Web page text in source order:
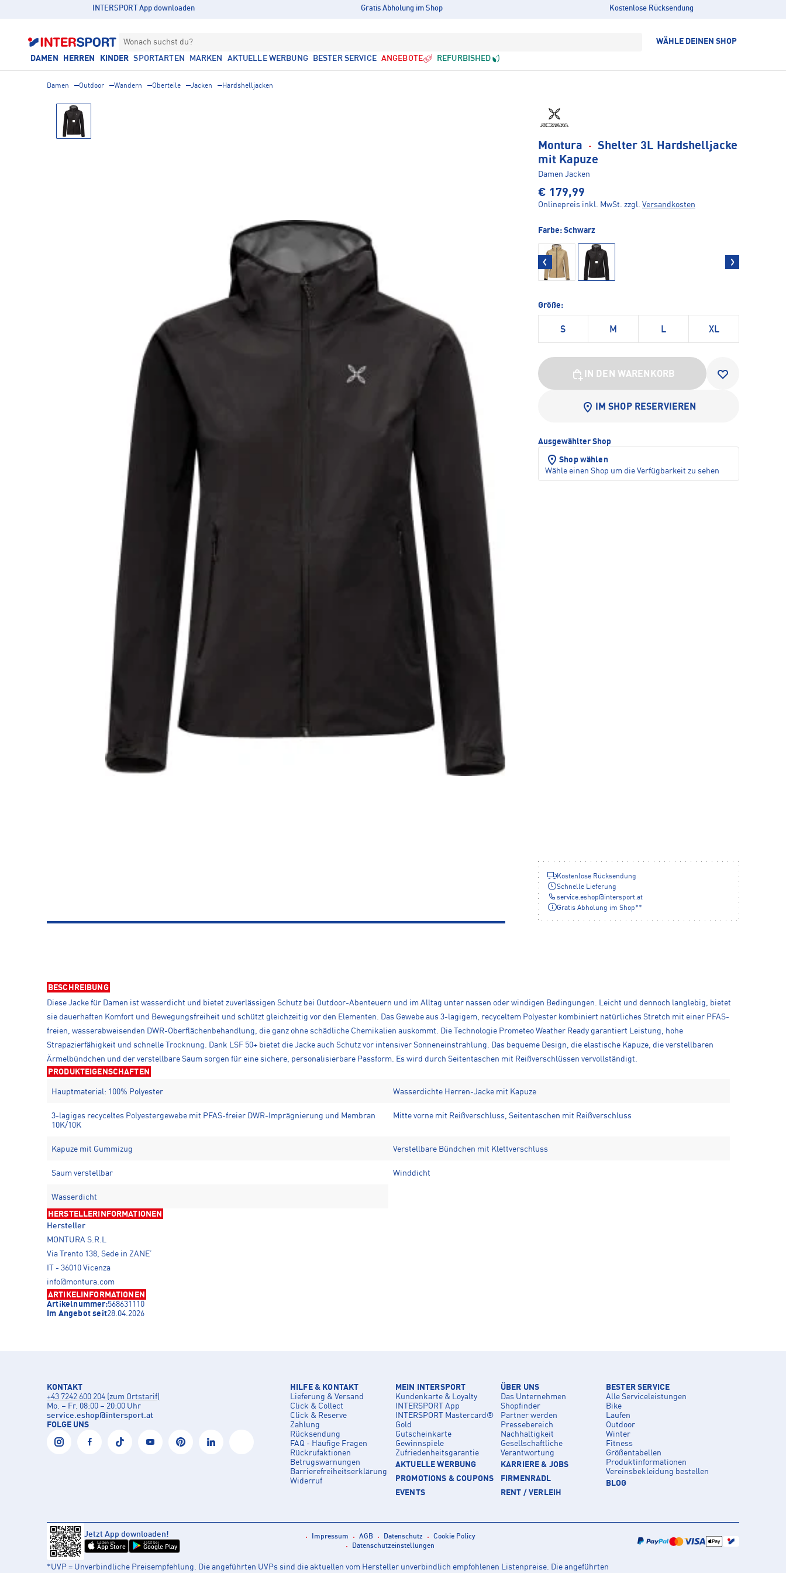
INTERSPORT App downloaden Gratis Abholung im Shop Kostenlose Rücksendung
Wonach suchst du? WÄHLE DEINEN SHOP
DAMEN HERREN KINDER SPORTARTEN MARKEN AKTUELLE WERBUNG BESTER SERVICE ANGEBOTE REFURBISHED
Damen Outdoor Wandern Oberteile Jacken Hardshelljacken
Montura · Shelter 3L Hardshelljacke
mit Kapuze
Damen Jacken
€ 179,99
Onlinepreis inkl. MwSt. zzgl. Versandkosten
Farbe: Schwarz
Größe:
S M L XL
IN DEN WARENKORB
IM SHOP RESERVIEREN
Ausgewählter Shop
Shop wählen
Wähle einen Shop um die Verfügbarkeit zu sehen
Kostenlose Rücksendung
Schnelle Lieferung
service.eshop@intersport.at
Gratis Abholung im Shop**
BESCHREIBUNG
Diese Jacke für Damen ist wasserdicht und bietet zuverlässigen Schutz bei Outdoor-Abenteuern und im Alltag unter nassen oder windigen Bedingungen. Leicht und dennoch langlebig, bietet
sie dauerhaften Komfort und Bewegungsfreiheit und schützt gleichzeitig vor den Elementen. Das Gewebe aus 3-lagigem, recyceltem Polyester kombiniert natürliches Stretch mit einer PFAS-
freien, wasserabweisenden DWR-Oberflächenbehandlung, die ganz ohne schädliche Chemikalien auskommt. Die Technologie Prometeo Weather Ready garantiert Leistung, hohe
Strapazierfähigkeit und schnelle Trocknung. Dank LSF 50+ bietet die Jacke auch Schutz vor intensiver Sonneneinstrahlung. Das bequeme Design, die elastische Kapuze, die verstellbaren
Ärmelbündchen und der verstellbare Saum sorgen für eine sichere, personalisierbare Passform. Es wird durch Seitentaschen mit Reißverschlüssen vervollständigt.
PRODUKTEIGENSCHAFTEN
Hauptmaterial: 100% Polyester Wasserdichte Herren-Jacke mit Kapuze
3-lagiges recyceltes Polyestergewebe mit PFAS-freier DWR-Imprägnierung und Membran
10K/10K
Mitte vorne mit Reißverschluss, Seitentaschen mit Reißverschluss
Kapuze mit Gummizug Verstellbare Bündchen mit Klettverschluss
Saum verstellbar Winddicht
Wasserdicht
HERSTELLERINFORMATIONEN
Hersteller
MONTURA S.R.L
Via Trento 138, Sede in ZANE’
IT - 36010 Vicenza
info@montura.com
ARTIKELINFORMATIONEN
Artikelnummer:568631110
Im Angebot seit28.04.2026
KONTAKT
+43 7242 600 204 (zum Ortstarif)
Mo. – Fr. 08:00 – 20:00 Uhr
service.eshop@intersport.at
FOLGE UNS
HILFE & KONTAKT
Lieferung & Versand
Click & Collect
Click & Reserve
Zahlung
Rücksendung
FAQ - Häufige Fragen
Rückrufaktionen
Betrugswarnungen
Barrierefreiheitserklärung
Widerruf
MEIN INTERSPORT
Kundenkarte & Loyalty
INTERSPORT App
INTERSPORT Mastercard®
Gold
Gutscheinkarte
Gewinnspiele
Zufriedenheitsgarantie
AKTUELLE WERBUNG
PROMOTIONS & COUPONS
EVENTS
ÜBER UNS
Das Unternehmen
Shopfinder
Partner werden
Pressebereich
Nachhaltigkeit
Gesellschaftliche
Verantwortung
KARRIERE & JOBS
FIRMENRADL
RENT / VERLEIH
BESTER SERVICE
Alle Serviceleistungen
Bike
Laufen
Outdoor
Winter
Fitness
Größentabellen
Produktinformationen
Vereinsbekleidung bestellen
BLOG
Jetzt App downloaden!
Laden im
App Store
Jetzt bei
Google Play
Impressum AGB Datenschutz
Cookie Policy
Datenschutzeinstellungen
*UVP = Unverbindliche Preisempfehlung. Die angeführten UVPs sind die aktuellen vom Hersteller unverbindlich empfohlenen Listenpreise. Die angeführten